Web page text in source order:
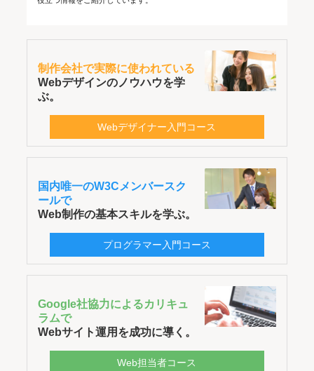
制作会社で実際に使われている
Webデザインのノウハウを学
ぶ。
Webデザイナー入門コース
国内唯一のW3Cメンバースク
ールで
Web制作の基本スキルを学ぶ。
プログラマー入門コース
Google社協力によるカリキュ
ラムで
Webサイト運用を成功に導く。
Web担当者コース